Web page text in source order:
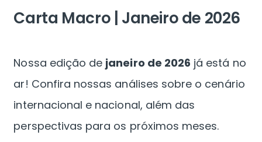
Carta Macro | Janeiro de 2026
Nossa edição de janeiro de 2026 já está no
ar! Confira nossas análises sobre o cenário
internacional e nacional, além das
perspectivas para os próximos meses.